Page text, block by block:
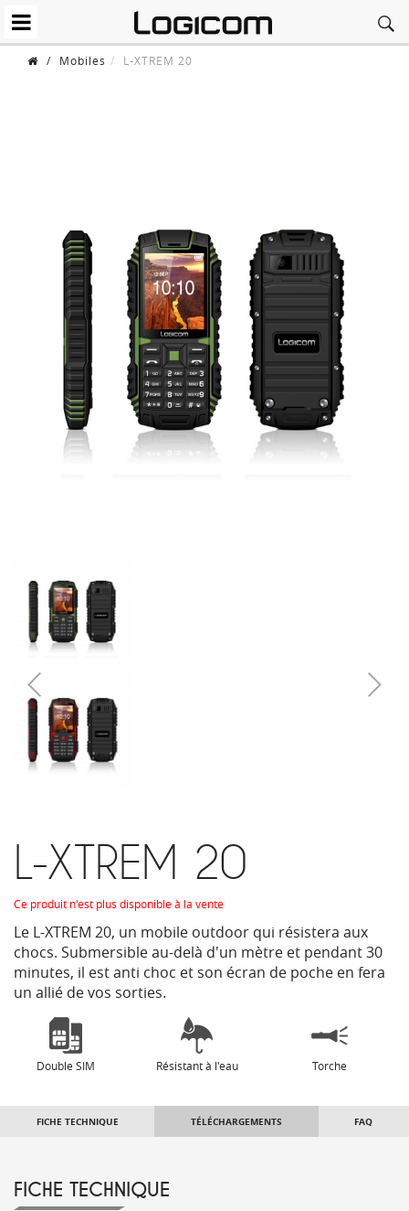
/ Mobiles L-XTREM 20
L-XTREM 20
Ce produit n'est plus disponible à la vente
Le L-XTREM 20, un mobile outdoor qui résistera aux
chocs. Submersible au-delà d'un mètre et pendant 30
minutes, il est anti choc et son écran de poche en fera
un allié de vos sorties.
Double SIM Résistant à l'eau Torche
FICHE TECHNIQUE TÉLÉCHARGEMENTS FAQ
FICHE TECHNIQUE